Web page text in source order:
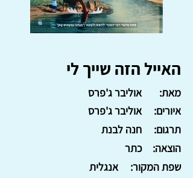
האייל הזה שייך לי
אוליבר ג'פרס
מאת:
אוליבר ג'פרס
איורים:
חנה לבנת
תרגום:
כתר
הוצאה:
אנגלית
שפת המקור: